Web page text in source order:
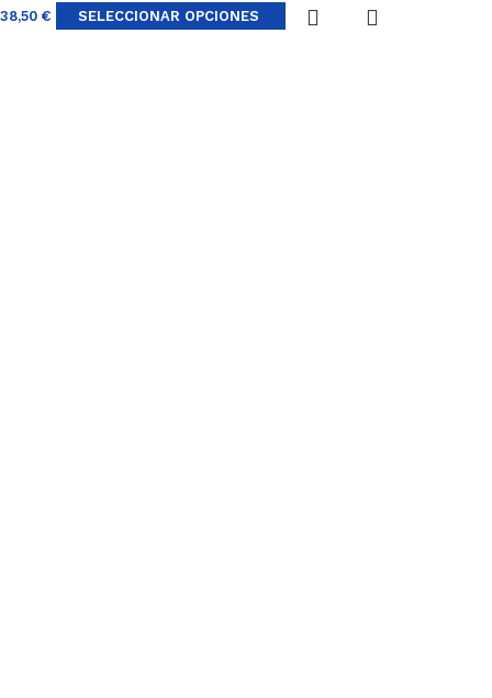
38,50 € SELECCIONAR OPCIONES